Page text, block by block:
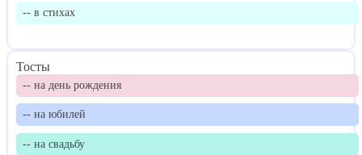
-- в стихах
Тосты
-- на день рождения
-- на юбилей
-- на свадьбу